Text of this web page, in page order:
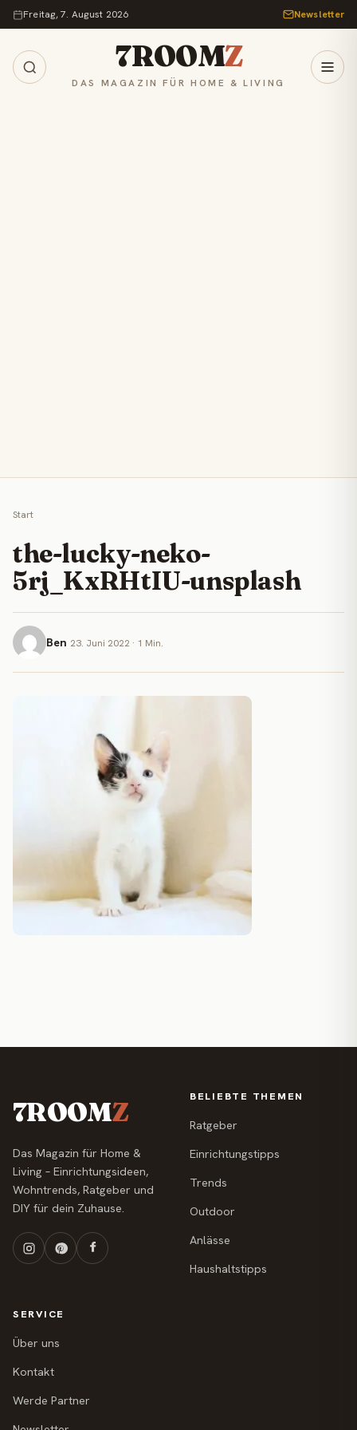
Zum Inhalt springen
Freitag, 7. August 2026 Newsletter
7ROOMZ
DAS MAGAZIN FÜR HOME & LIVING
Start
the-lucky-neko-
5rj_KxRHtIU-unsplash
Ben 23. Juni 2022 · 1 Min.
7ROOMZ
Das Magazin für Home &
Living – Einrichtungsideen,
Wohntrends, Ratgeber und
DIY für dein Zuhause.
BELIEBTE THEMEN
Ratgeber
Einrichtungstipps
Trends
Outdoor
Anlässe
Haushaltstipps
SERVICE
Über uns
Kontakt
Werde Partner